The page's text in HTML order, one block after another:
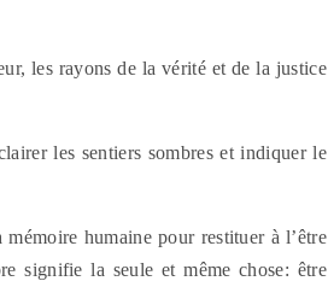
les rayons de la vérité et de la justice
les sentiers sombres et indiquer le
humaine pour restituer à l’être
signifie la seule et même chose: être